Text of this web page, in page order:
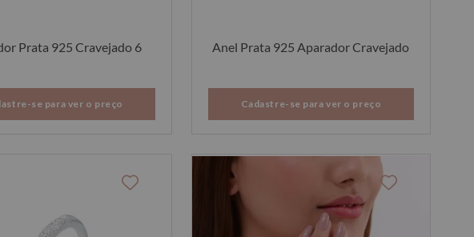
Prata 925 Cravejado 6
se para ver o preço
Anel Prata 925 Aparador Cravejado
Cadastre-se para ver o preço